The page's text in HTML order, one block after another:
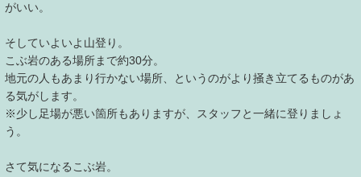
がいい。
そしていよいよ山登り。
こぶ岩のある場所まで約30分。
地元の人もあまり行かない場所、というのがより掻き立てるものがあ
る気がします。
※少し足場が悪い箇所もありますが、スタッフと一緒に登りましょ
う。
さて気になるこぶ岩。